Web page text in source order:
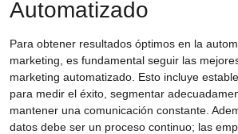
Automatizado
Para obtener resultados óptimos en la
marketing , es fundamental seguir las
marketing automatizado . Esto incluye
para medir el éxito, segmentar
mantener una comunicación constante.
datos debe ser un proceso continuo; las